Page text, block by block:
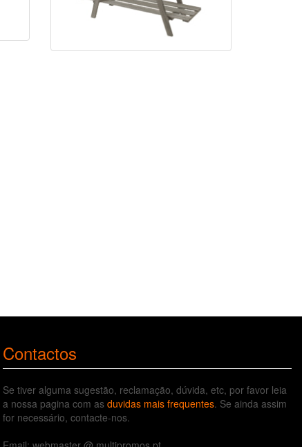
Contactos
Se tiver alguma sugestão, reclamação, dúvida, etc, por favor leia
a nossa pagina com as duvidas mais frequentes. Se ainda assim
for necessário, contacte-nos.